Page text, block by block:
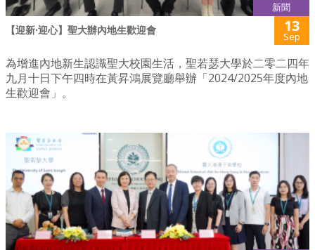
新聞
【迎新·迎心】聖大辦內地生歡迎會 13
Sep
為增進內地新生認識聖大校園生活，聖若瑟大學於二零二四年
九月十日下午四時在黃昇鴻展覽廳舉辦「2024/2025年度內地
生歡迎會」。